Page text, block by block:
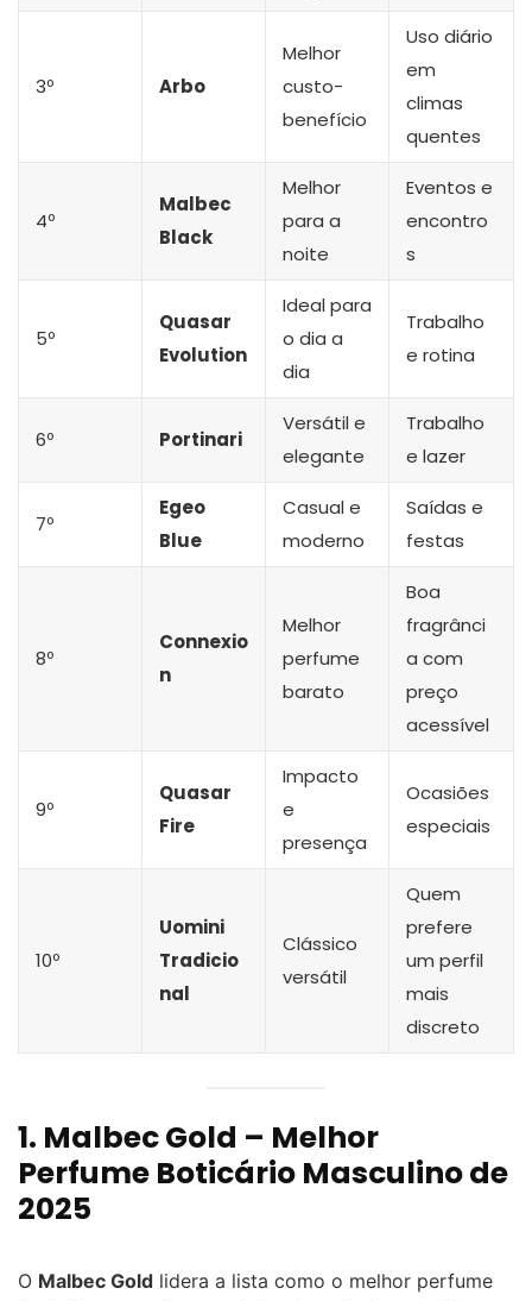
3º Arbo
Melhor
custo-
benefício
Uso diário
em
climas
quentes
4º
Malbec
Black
Melhor
para a
noite
Eventos e
encontro
s
5º
Quasar
Evolution
Ideal para
o dia a
dia
Trabalho
e rotina
6º Portinari
Versátil e
elegante
Trabalho
e lazer
7º
Egeo
Blue
Casual e
moderno
Saídas e
festas
8º
Connexio
n
Melhor
perfume
barato
Boa
fragrânci
a com
preço
acessível
9º
Quasar
Fire
Impacto
e
presença
Ocasiões
especiais
10º
Uomini
Tradicio
nal
Clássico
versátil
Quem
prefere
um perfil
mais
discreto
1. Malbec Gold – Melhor
Perfume Boticário Masculino de
2025
O Malbec Gold lidera a lista como o melhor perfume